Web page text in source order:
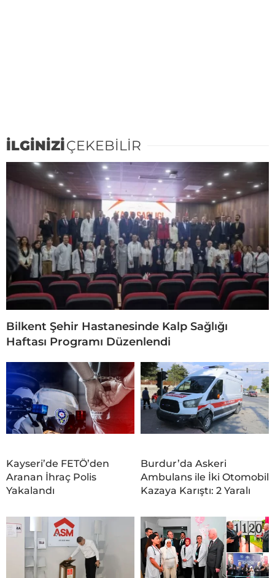
İLGİNİZİÇEKEBİLİR
Bilkent Şehir Hastanesinde Kalp Sağlığı
Haftası Programı Düzenlendi
Kayseri’de FETÖ’den
Aranan İhraç Polis
Yakalandı
Burdur’da Askeri
Ambulans ile İki Otomobil
Kazaya Karıştı: 2 Yaralı